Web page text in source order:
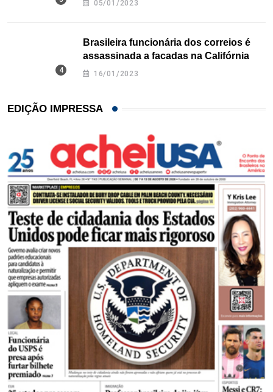
05/01/2023
Brasileira funcionária dos correios é
assassinada a facadas na Califórnia
16/01/2023
EDIÇÃO IMPRESSA